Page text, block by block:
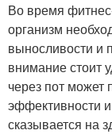
Во время
организм
выносливости и
внимание стоит
через пот может
эффективности
сказывается на